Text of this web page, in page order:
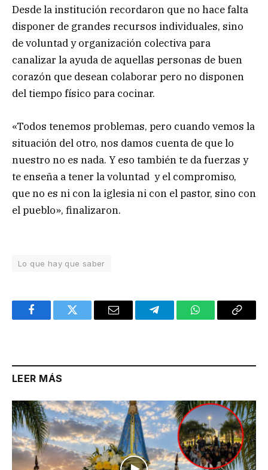
Desde la institución recordaron que no hace falta
disponer de grandes recursos individuales, sino
de voluntad y organización colectiva para
canalizar la ayuda de aquellas personas de buen
corazón que desean colaborar pero no disponen
del tiempo físico para cocinar.
«Todos tenemos problemas, pero cuando vemos la
situación del otro, nos damos cuenta de que lo
nuestro no es nada. Y eso también te da fuerzas y
te enseña a tener la voluntad y el compromiso,
que no es ni con la iglesia ni con el pastor, sino con
el pueblo», finalizaron.
Lo que hay que saber
FacebookTwitter Email TelegramWhatsAppCopy
LEER MÁS